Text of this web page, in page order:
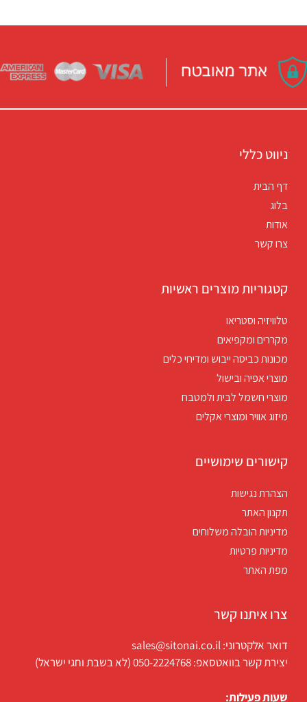
ניווט כללי
דף הבית
בלוג
אודות
צרו קשר
קטגוריות מוצרים ראשיות
טלוויזיה וסטריאו
מקררים ומקפיאים
מכונות כביסה ייבוש ומדיחי כלים
מוצרי אפיה ובישול
מוצרי חשמל לבית ולמטבח
מיזוג אוויר ומוצרי אקלים
קישורים שימושיים
הצהרת נגישות
תקנון האתר
מדיניות הובלה משלוחים
מדיניות פרטיות
מפת האתר
צרו איתנו קשר
דואר אלקטרוני: sales@sitonai.co.il
יצירת קשר בוואטסאפ: 050-2224768 (לא בשבת וחגי ישראל)
שעות פעילות: